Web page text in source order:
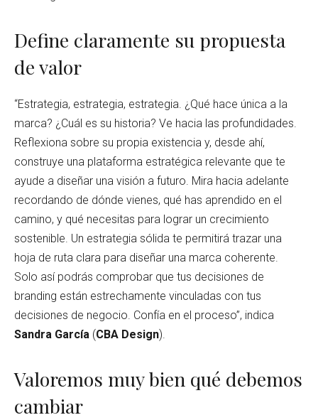
Define claramente su propuesta
de valor
“Estrategia, estrategia, estrategia. ¿Qué hace única a la
marca? ¿Cuál es su historia? Ve hacia las profundidades.
Reflexiona sobre su propia existencia y, desde ahí,
construye una plataforma estratégica relevante que te
ayude a diseñar una visión a futuro. Mira hacia adelante
recordando de dónde vienes, qué has aprendido en el
camino, y qué necesitas para lograr un crecimiento
sostenible. Un estrategia sólida te permitirá trazar una
hoja de ruta clara para diseñar una marca coherente.
Solo así podrás comprobar que tus decisiones de
branding están estrechamente vinculadas con tus
decisiones de negocio. Confía en el proceso”, indica
Sandra García (CBA Design).
Valoremos muy bien qué debemos
cambiar